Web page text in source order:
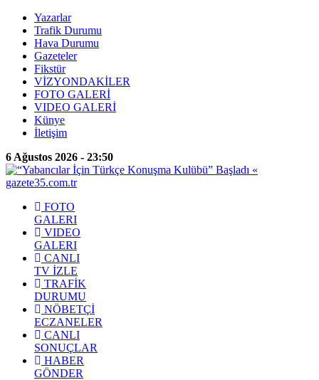
Yazarlar
Trafik Durumu
Hava Durumu
Gazeteler
Fikstür
VİZYONDAKİLER
FOTO GALERİ
VIDEO GALERİ
Künye
İletişim
6 Ağustos 2026 - 23:50
FOTO
GALERI
VIDEO
GALERI
CANLI
TV İZLE
TRAFİK
DURUMU
NÖBETÇİ
ECZANELER
CANLI
SONUÇLAR
HABER
GÖNDER